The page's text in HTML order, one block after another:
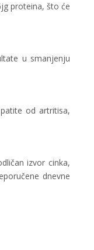
proteina, što će
u smanjenju
od artritisa,
izvor cinka,
dnevne